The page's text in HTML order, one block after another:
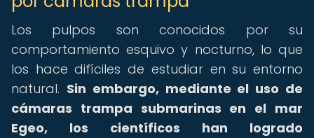
Los pulpos son conocidos por su
comportamiento esquivo y nocturno, lo que
los hace difíciles de estudiar en su entorno
natural. Sin embargo, mediante el uso de
cámaras trampa submarinas en el mar
Egeo, los científicos han logrado